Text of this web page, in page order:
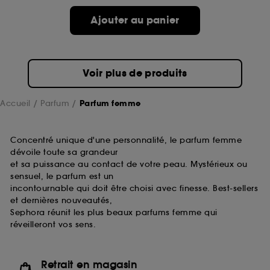
Ajouter au panier
Voir plus de produits
Accueil Parfum Parfum femme
Concentré unique d'une personnalité, le parfum femme
dévoile toute sa grandeur
et sa puissance au contact de votre peau. Mystérieux ou
sensuel, le parfum est un
incontournable qui doit être choisi avec finesse. Best-sellers
et dernières nouveautés,
Sephora réunit les plus beaux parfums femme qui
réveilleront vos sens.
Retrait en magasin
de ces cookies grâce au bouton "personnaliser mes
choix" ci-dessous ou décider de "tout accepter".
Sephora pourra associer les informations de
collectées ou générées lors de votre activité en ligne
ou en magasin. Pour refuser tous les cookies, cliques
sur "continuer sans accepter". Voous pouvez à tout
souhaitez obtenir plus d'information sur les cookies